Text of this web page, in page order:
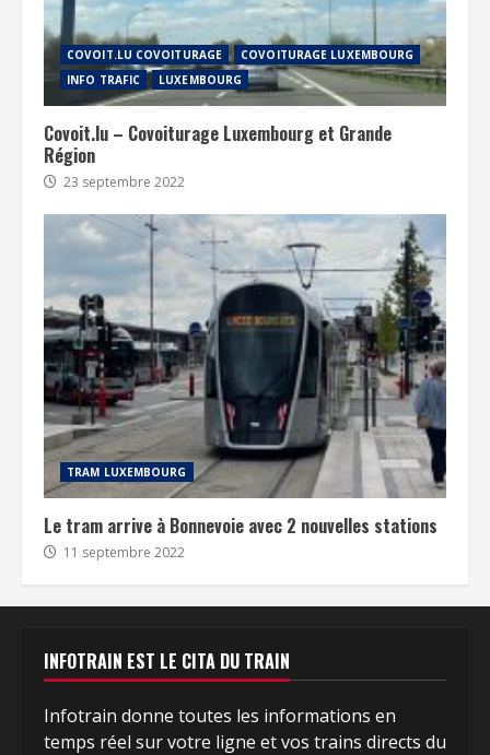
COVOIT.LU COVOITURAGE
COVOITURAGE LUXEMBOURG
INFO TRAFIC
LUXEMBOURG
Covoit.lu – Covoiturage Luxembourg et Grande
Région
23 septembre 2022
TRAM LUXEMBOURG
Le tram arrive à Bonnevoie avec 2 nouvelles stations
11 septembre 2022
INFOTRAIN EST LE CITA DU TRAIN
Infotrain donne toutes les informations en
temps réel sur votre ligne et vos trains directs du